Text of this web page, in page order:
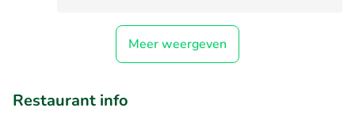
Meer weergeven
Restaurant info